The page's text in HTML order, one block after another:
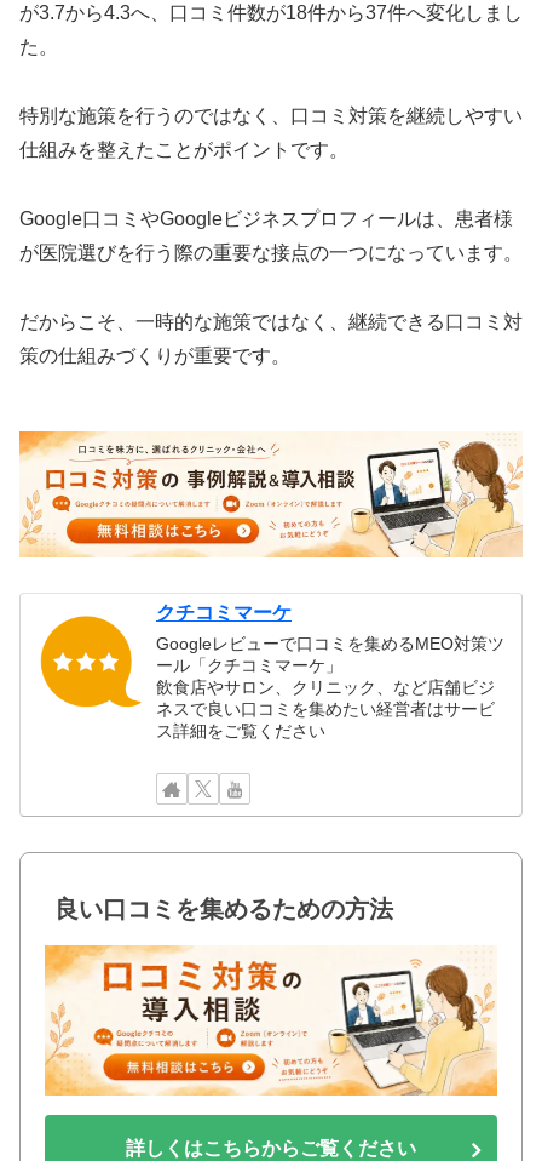
が3.7から4.3へ、口コミ件数が18件から37件へ変化しまし
た。
特別な施策を行うのではなく、口コミ対策を継続しやすい
仕組みを整えたことがポイントです。
Google口コミやGoogleビジネスプロフィールは、患者様
が医院選びを行う際の重要な接点の一つになっています。
だからこそ、一時的な施策ではなく、継続できる口コミ対
策の仕組みづくりが重要です。
クチコミマーケ
Googleレビューで口コミを集めるMEO対策ツ
ール「クチコミマーケ」
飲食店やサロン、クリニック、など店舗ビジ
ネスで良い口コミを集めたい経営者はサービ
ス詳細をご覧ください
良い口コミを集めるための方法
詳しくはこちらからご覧ください